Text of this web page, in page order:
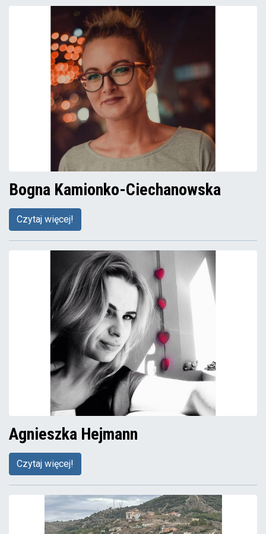
Bogna Kamionko-Ciechanowska
Czytaj więcej!
Agnieszka Hejmann
Czytaj więcej!